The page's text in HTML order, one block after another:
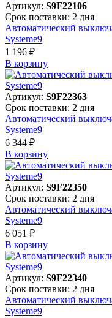
Артикул: S9F22106
Срок поставки: 2 дня
Автоматический
Systeme9
1 196 ₽
В корзинy
Артикул: S9F22363
Срок поставки: 2 дня
Автоматический
Systeme9
6 344 ₽
В корзинy
Артикул: S9F22350
Срок поставки: 2 дня
Автоматический
Systeme9
6 051 ₽
В корзинy
Артикул: S9F22340
Срок поставки: 2 дня
Автоматический
Systeme9